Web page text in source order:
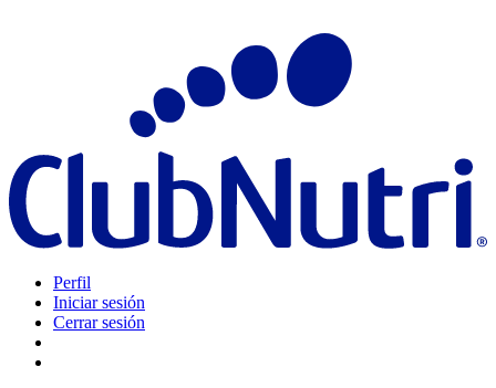
Perfil
Iniciar sesión
Cerrar sesión